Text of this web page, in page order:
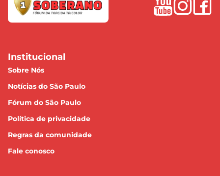
Institucional
Sobre Nós
Notícias do São Paulo
Fórum do São Paulo
Política de privacidade
Regras da comunidade
Fale conosco